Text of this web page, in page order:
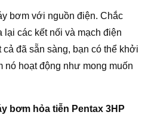
bơm với nguồn điện. Chắc
lại các kết nối và mạch điện
đã sẵn sàng, bạn có thể khởi
nó hoạt động như mong muốn
bơm hỏa tiễn Pentax 3HP